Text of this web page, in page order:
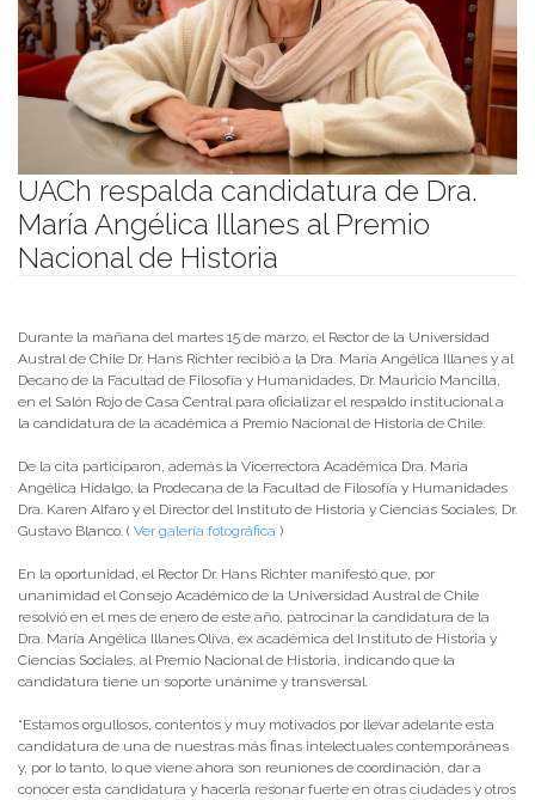
UACh respalda candidatura de Dra.
María Angélica Illanes al Premio
Nacional de Historia
Durante la mañana del martes 15 de marzo, el Rector de la Universidad
Austral de Chile Dr. Hans Richter recibió a la Dra. María Angélica Illanes y al
Decano de la Facultad de Filosofía y Humanidades, Dr. Mauricio Mancilla,
en el Salón Rojo de Casa Central para oficializar el respaldo institucional a
la candidatura de la académica a Premio Nacional de Historia de Chile.
De la cita participaron, además la Vicerrectora Académica Dra. María
Angélica Hidalgo, la Prodecana de la Facultad de Filosofía y Humanidades
Dra. Karen Alfaro y el Director del Instituto de Historia y Ciencias Sociales, Dr.
Gustavo Blanco. ( Ver galería fotográfica )
En la oportunidad, el Rector Dr. Hans Richter manifestó que, por
unanimidad el Consejo Académico de la Universidad Austral de Chile
resolvió en el mes de enero de este año, patrocinar la candidatura de la
Dra. María Angélica Illanes Oliva, ex académica del Instituto de Historia y
Ciencias Sociales, al Premio Nacional de Historia, indicando que la
candidatura tiene un soporte unánime y transversal.
“Estamos orgullosos, contentos y muy motivados por llevar adelante esta
candidatura de una de nuestras más finas intelectuales contemporáneas
y, por lo tanto, lo que viene ahora son reuniones de coordinación, dar a
conocer esta candidatura y hacerla resonar fuerte en otras ciudades y otros